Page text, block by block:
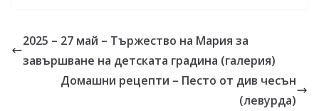
2025 – 27 май – Тържество на Мария за
завършване на детската градина (галерия)
Домашни рецепти – Песто от див чесън
(левурда)